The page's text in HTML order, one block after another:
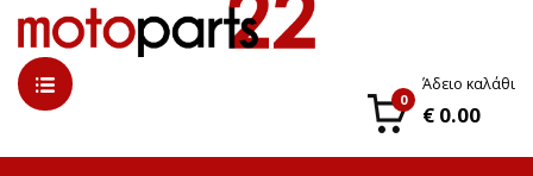
0
Άδειο καλάθι
€ 0.00